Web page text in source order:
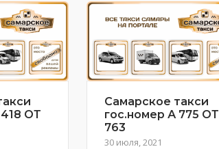
ОТ
Самарское такси
гос.номер А 775 ОТ
763
30 июля, 2021